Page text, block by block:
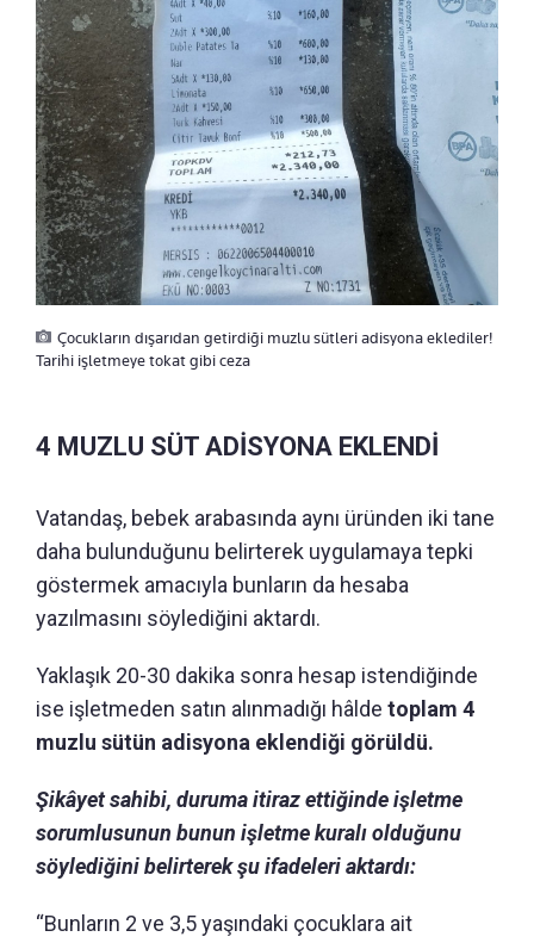
Çocukların dışarıdan getirdiği muzlu sütleri adisyona eklediler!
Tarihi işletmeye tokat gibi ceza
4 MUZLU SÜT ADİSYONA EKLENDİ
Vatandaş, bebek arabasında aynı üründen iki tane
daha bulunduğunu belirterek uygulamaya tepki
göstermek amacıyla bunların da hesaba
yazılmasını söylediğini aktardı.
Yaklaşık 20-30 dakika sonra hesap istendiğinde
ise işletmeden satın alınmadığı hâlde toplam 4
muzlu sütün adisyona eklendiği görüldü.
Şikâyet sahibi, duruma itiraz ettiğinde işletme
sorumlusunun bunun işletme kuralı olduğunu
söylediğini belirterek şu ifadeleri aktardı:
“Bunların 2 ve 3,5 yaşındaki çocuklara ait